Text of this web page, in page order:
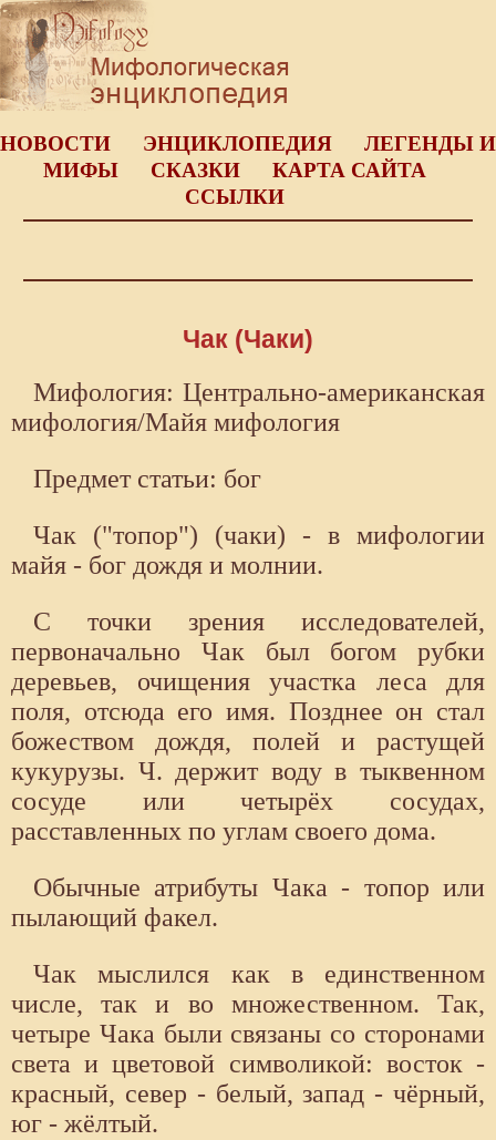
НОВОСТИ ЭНЦИКЛОПЕДИЯ
ЛЕГЕНДЫ И
МИФЫ
СКАЗКИ
КАРТА САЙТА
ССЫЛКИ
Чак (Чаки)
Мифология: Центрально-американская
мифология/Майя мифология
Предмет статьи: бог
Чак ("топор") (чаки) - в мифологии
майя - бог дождя и молнии.
С точки зрения исследователей,
первоначально Чак был богом рубки
деревьев, очищения участка леса для
поля, отсюда его имя. Позднее он стал
божеством дождя, полей и растущей
кукурузы. Ч. держит воду в тыквенном
сосуде или четырёх сосудах,
расставленных по углам своего дома.
Обычные атрибуты Чака - топор или
пылающий факел.
Чак мыслился как в единственном
числе, так и во множественном. Так,
четыре Чака были связаны со сторонами
света и цветовой символикой: восток -
красный, север - белый, запад - чёрный,
юг - жёлтый.